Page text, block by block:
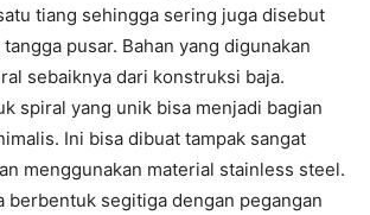
tiang sehingga sering juga disebut
pusar. Bahan yang digunakan
sebaiknya dari konstruksi baja.
spiral yang unik bisa menjadi bagian
Ini bisa dibuat tampak sangat
menggunakan material stainless steel.
berbentuk segitiga dengan pegangan